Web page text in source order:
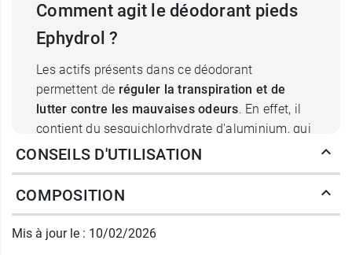
Comment agit le déodorant pieds
Ephydrol ?
Les actifs présents dans ce déodorant
permettent de réguler la transpiration et de
lutter contre les mauvaises odeurs. En effet, il
contient du sesquichlorhydrate d'aluminium, qui
est un anti-transpirant et un astringent, ce qui
C'est ce qui explique l'action régulatrice de ce
La formule du déodorant pieds Ephydrol
CONSEILS D'UTILISATION
COMPOSITION
Mis à jour le : 10/02/2026